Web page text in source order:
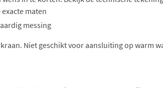
maten
messing
Niet geschikt voor aansluiting op warm